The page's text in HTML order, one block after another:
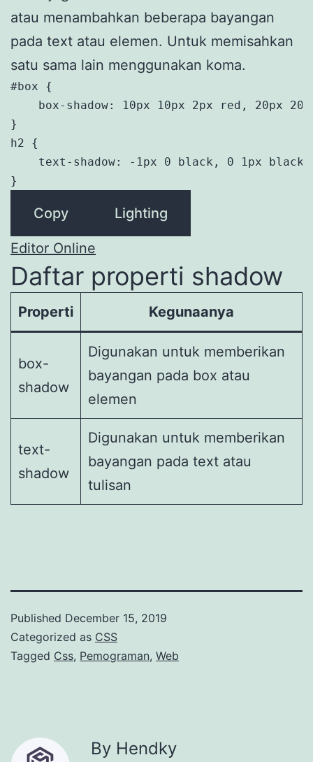
atau menambahkan beberapa bayangan
pada text atau elemen. Untuk memisahkan
satu sama lain menggunakan koma.
#box {
box-shadow: 10px 10px 2px red, 20px
}
h2 {
text-shadow: -1px 0 black, 0 1px
}
Copy Lighting
Editor Online
Daftar properti shadow
Properti Kegunaanya
box-
shadow
Digunakan untuk memberikan
bayangan pada box atau
elemen
text-
shadow
Digunakan untuk memberikan
bayangan pada text atau
tulisan
Published December 15, 2019
Categorized as CSS
Tagged Css, Pemograman, Web
By Hendky